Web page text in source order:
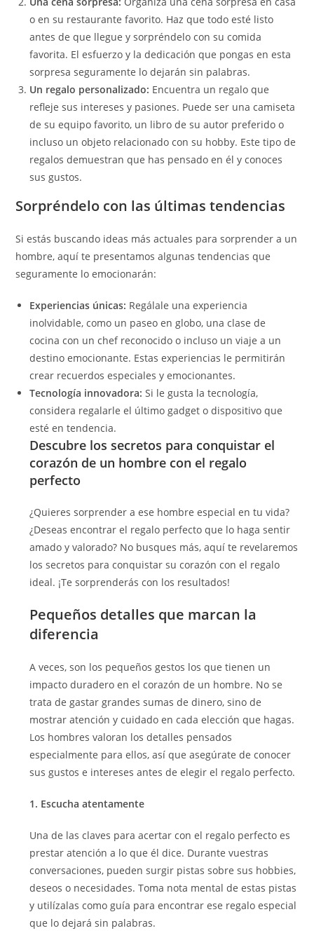
o en su restaurante favorito. Haz que todo esté listo
antes de que llegue y sorpréndelo con su comida
favorita. El esfuerzo y la dedicación que pongas en esta
sorpresa seguramente lo dejarán sin palabras.
Un regalo personalizado: Encuentra un regalo que
refleje sus intereses y pasiones. Puede ser una camiseta
de su equipo favorito, un libro de su autor preferido o
incluso un objeto relacionado con su hobby. Este tipo de
regalos demuestran que has pensado en él y conoces
sus gustos.
Sorpréndelo con las últimas tendencias
Si estás buscando ideas más actuales para sorprender a un
hombre, aquí te presentamos algunas tendencias que
seguramente lo emocionarán:
Experiencias únicas: Regálale una experiencia
inolvidable, como un paseo en globo, una clase de
cocina con un chef reconocido o incluso un viaje a un
destino emocionante. Estas experiencias le permitirán
crear recuerdos especiales y emocionantes.
Tecnología innovadora: Si le gusta la tecnología,
considera regalarle el último gadget o dispositivo que
esté en tendencia.
Descubre los secretos para conquistar el
corazón de un hombre con el regalo
perfecto
¿Quieres sorprender a ese hombre especial en tu vida?
¿Deseas encontrar el regalo perfecto que lo haga sentir
amado y valorado? No busques más, aquí te revelaremos
los secretos para conquistar su corazón con el regalo
ideal. ¡Te sorprenderás con los resultados!
Pequeños detalles que marcan la
diferencia
A veces, son los pequeños gestos los que tienen un
impacto duradero en el corazón de un hombre. No se
trata de gastar grandes sumas de dinero, sino de
mostrar atención y cuidado en cada elección que hagas.
Los hombres valoran los detalles pensados
especialmente para ellos, así que asegúrate de conocer
sus gustos e intereses antes de elegir el regalo perfecto.
1. Escucha atentamente
Una de las claves para acertar con el regalo perfecto es
prestar atención a lo que él dice. Durante vuestras
conversaciones, pueden surgir pistas sobre sus hobbies,
deseos o necesidades. Toma nota mental de estas pistas
y utilízalas como guía para encontrar ese regalo especial
que lo dejará sin palabras.